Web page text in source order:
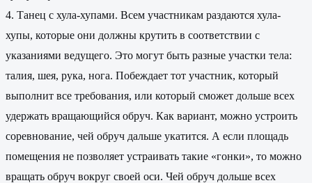
4. Танец с хула-хупами. Всем участникам раздаются хула-
хупы, которые они должны крутить в соответствии с
указаниями ведущего. Это могут быть разные участки тела:
талия, шея, рука, нога. Побеждает тот участник, который
выполнит все требования, или который сможет дольше всех
удержать вращающийся обруч. Как вариант, можно устроить
соревнование, чей обруч дальше укатится. А если площадь
помещения не позволяет устраивать такие «гонки», то можно
вращать обруч вокруг своей оси. Чей обруч дольше всех